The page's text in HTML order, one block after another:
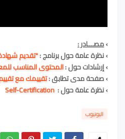
›مصـــادر :
›نظرة عامة حول برنامج :"تقديم
›إرشادات حول :المحتوى المناسب
›صفحة مدى تطابق :تقييمك مع
›نظرة عامة حول : Self-Certification
اليوتيوب